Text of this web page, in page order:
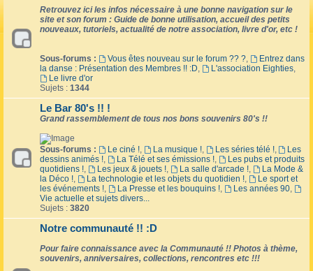
Retrouvez ici les infos nécessaire à une bonne navigation sur le
site et son forum : Guide de bonne utilisation, accueil des petits
nouveaux, tutoriels, actualité de notre association, livre d'or, etc !
Sous-forums : Vous êtes nouveau sur le forum ?? ?,
Entrez dans
la danse : Présentation des Membres !! :D, L'association Eighties,
Le livre d'or
Sujets : 1344
Le Bar 80's !! !
Grand rassemblement de tous nos bons souvenirs 80's !!
Sous-forums : Le ciné !, La musique !, Les séries télé !,
Les
dessins animés !, La Télé et ses émissions !,
Les pubs et produits
quotidiens !, Les jeux & jouets !, La salle d'arcade !,
La Mode &
la Déco !, La technologie et les objets du quotidien !,
Le sport et
les événements !, La Presse et les bouquins !, Les années 90,
Vie actuelle et sujets divers...
Sujets : 3820
Notre communauté !! :D
Pour faire connaissance avec la Communauté !! Photos à thème,
souvenirs, anniversaires, collections, rencontres etc !!!